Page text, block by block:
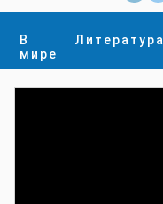
В
мире
Литература